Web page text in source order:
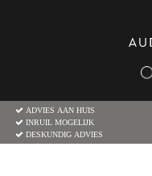
ADVIES AAN HUIS
INRUIL MOGELIJK
DESKUNDIG ADVIES